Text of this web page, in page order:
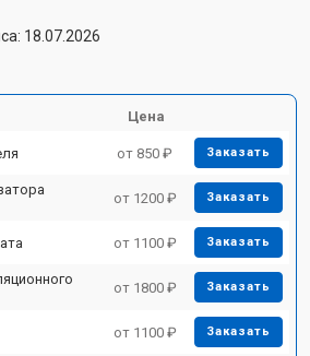
18.07.2026
Цена
от 850 ₽ Заказать
от 1200 ₽ Заказать
от 1100 ₽ Заказать
от 1800 ₽ Заказать
от 1100 ₽ Заказать